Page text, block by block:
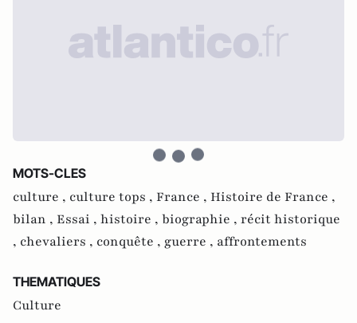
MOTS-CLES
culture , culture tops , France , Histoire de France ,
bilan , Essai , histoire , biographie , récit historique
, chevaliers , conquête , guerre , affrontements
THEMATIQUES
Culture